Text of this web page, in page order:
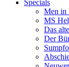
Specials
Men in
MS
Das
Der